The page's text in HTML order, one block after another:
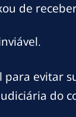
de
para evitar
do